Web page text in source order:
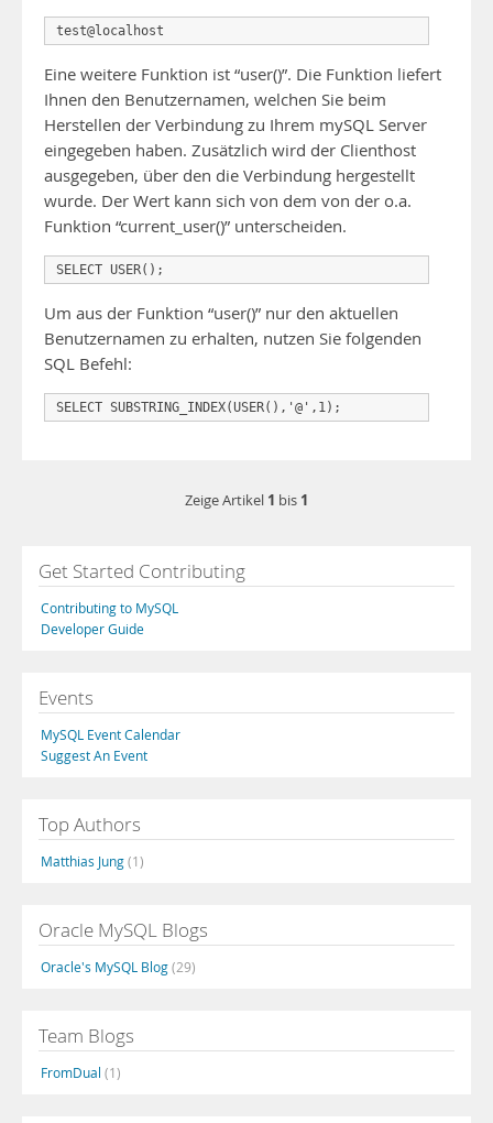
test@localhost
Eine weitere Funktion ist “user()”. Die Funktion liefert
Ihnen den Benutzernamen, welchen Sie beim
Herstellen der Verbindung zu Ihrem mySQL Server
eingegeben haben. Zusätzlich wird der Clienthost
ausgegeben, über den die Verbindung hergestellt
wurde. Der Wert kann sich von dem von der o.a.
Funktion “current_user()” unterscheiden.
SELECT USER();
Um aus der Funktion “user()” nur den aktuellen
Benutzernamen zu erhalten, nutzen Sie folgenden
SQL Befehl:
SELECT SUBSTRING_INDEX(USER(),'@',1);
Zeige Artikel 1 bis 1
Get Started Contributing
Contributing to MySQL
Developer Guide
Events
MySQL Event Calendar
Suggest An Event
Top Authors
Matthias Jung(1)
Oracle MySQL Blogs
Oracle's MySQL Blog(29)
Team Blogs
FromDual (1)